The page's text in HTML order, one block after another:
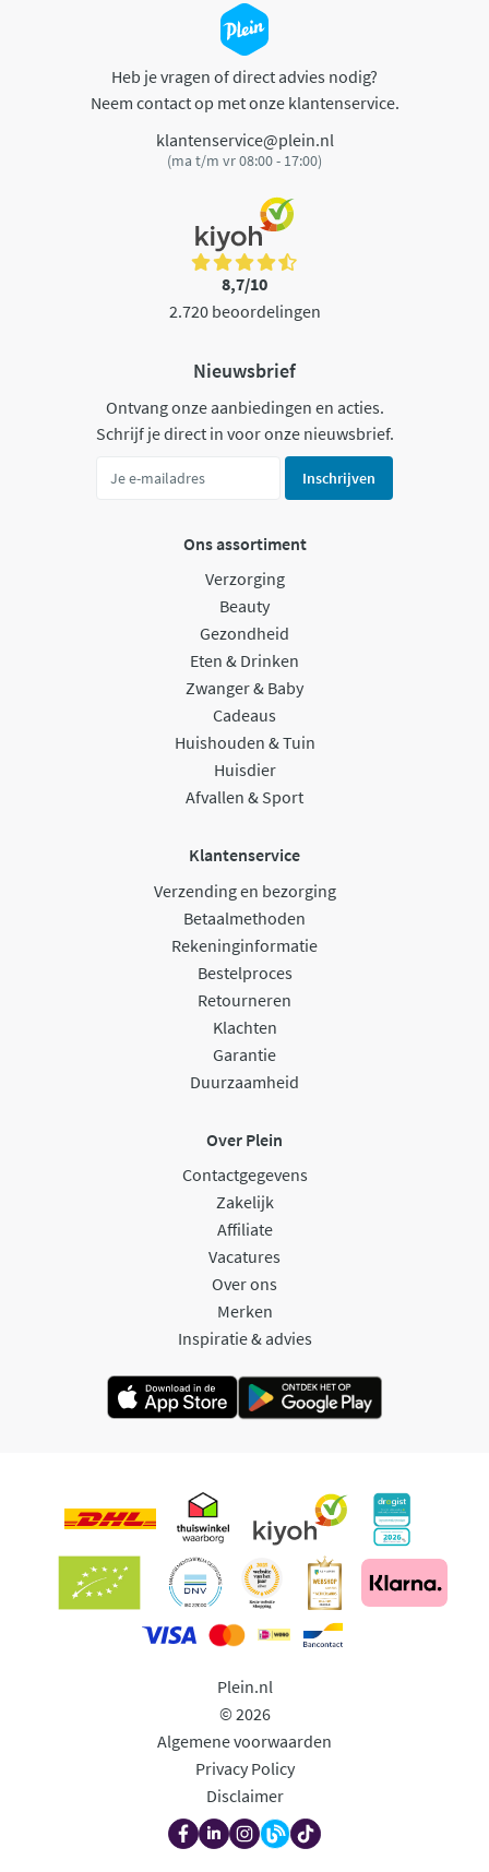
Heb je vragen of direct advies nodig?
Neem contact op met onze klantenservice.
klantenservice@plein.nl
(ma t/m vr 08:00 - 17:00)
8,7/10
2.720 beoordelingen
Nieuwsbrief
Ontvang onze aanbiedingen en acties.
Schrijf je direct in voor onze nieuwsbrief.
Inschrijven
Ons assortiment
Verzorging
Beauty
Gezondheid
Eten & Drinken
Zwanger & Baby
Cadeaus
Huishouden & Tuin
Huisdier
Afvallen & Sport
Klantenservice
Verzending en bezorging
Betaalmethoden
Rekeninginformatie
Bestelproces
Retourneren
Klachten
Garantie
Duurzaamheid
Over Plein
Contactgegevens
Zakelijk
Affiliate
Vacatures
Over ons
Merken
Inspiratie & advies
Plein.nl
© 2026
Algemene voorwaarden
Privacy Policy
Disclaimer